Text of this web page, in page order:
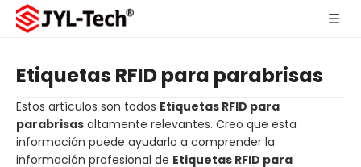
Etiquetas RFID para parabrisas
Estos artículos son todos Etiquetas RFID para
parabrisas altamente relevantes. Creo que esta
información puede ayudarlo a comprender la
información profesional de Etiquetas RFID para